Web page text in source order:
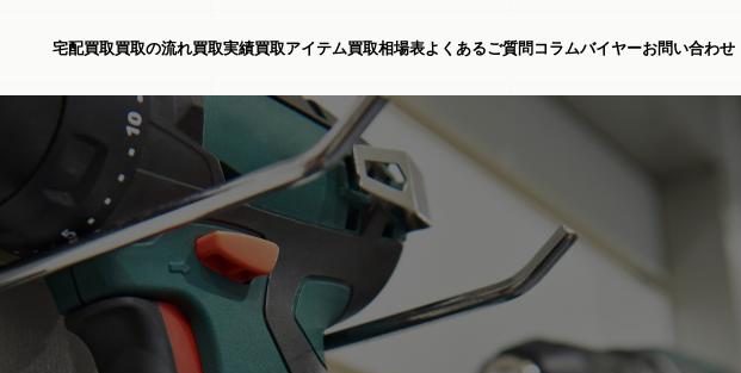
宅配買取買取の流れ買取実績買取アイテム買取相場表よくあるご質問コラムバイヤーお問い合わせ